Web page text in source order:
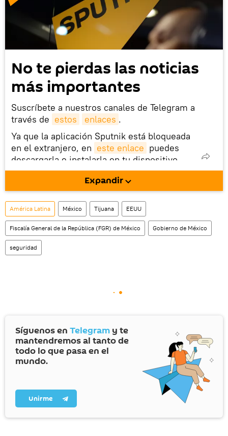
No te pierdas las noticias
más importantes
Suscríbete a nuestros canales de Telegram a
través de estos enlaces .
Ya que la aplicación Sputnik está bloqueada
en el extranjero, en este enlace puedes
descargarla e instalarla en tu dispositivo
móvil (¡solo para Android!).
También tenemos una cuenta en la red
social rusa VK .
Expandir
América Latina México Tijuana EEUU
Fiscalía General de la República (FGR) de México Gobierno de México
seguridad
Síguenos en Telegram y te
mantendremos al tanto de
todo lo que pasa en el
mundo.
Unirme